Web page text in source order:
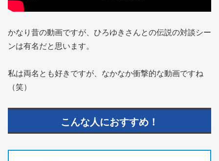
かなり昔の動画ですが、ひろゆきさんとの伝説の対談シー
ンは有名だと思います。
私は両名とも好きですが、なかなか衝撃的な動画ですね
（笑）
こんな人におすすめ！